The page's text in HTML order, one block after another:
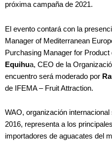
próxima campaña de 2021.
El evento contará con la
Manager of Mediterranean
Purchasing Manager for
Equihua, CEO de la
encuentro será moderado por
de IFEMA – Fruit Attraction.
WAO, organización
2016, representa a los
importadores de aguacates del